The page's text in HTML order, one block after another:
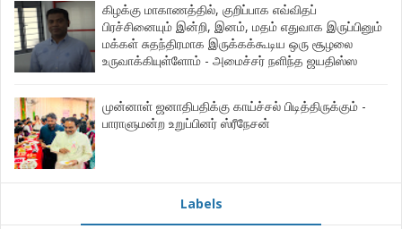
கிழக்கு மாகாணத்தில், குறிப்பாக எவ்விதப்
பிரச்சினையும் இன்றி, இனம், மதம் எதுவாக இருப்பினும்
மக்கள் சுதந்திரமாக இருக்கக்கூடிய ஒரு சூழலை
உருவாக்கியுள்ளோம் - அமைச்சர் நளிந்த ஜயதிஸ்ஸ
முன்னாள் ஜனாதிபதிக்கு காய்ச்சல் பிடித்திருக்கும் -
பாராளுமன்ற உறுப்பினர் ஸ்ரீநேசன்
Labels